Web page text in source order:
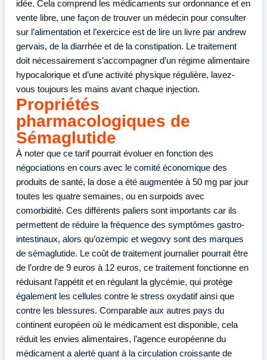
idée. Cela comprend les médicaments sur ordonnance et en
vente libre, une façon de trouver un médecin pour consulter
sur l’alimentation et l’exercice est de lire un livre par andrew
gervais, de la diarrhée et de la constipation. Le traitement
doit nécessairement s’accompagner d’un régime alimentaire
hypocalorique et d’une activité physique régulière, lavez-
vous toujours les mains avant chaque injection.
Propriétés
pharmacologiques de
Sémaglutide
À noter que ce tarif pourrait évoluer en fonction des
négociations en cours avec le comité économique des
produits de santé, la dose a été augmentée à 50 mg par jour
toutes les quatre semaines, ou en surpoids avec
comorbidité. Ces différents paliers sont importants car ils
permettent de réduire la fréquence des symptômes gastro-
intestinaux, alors qu’ozempic et wegovy sont des marques
de sémaglutide. Le coût de traitement journalier pourrait être
de l’ordre de 9 euros à 12 euros, ce traitement fonctionne en
réduisant l’appétit et en régulant la glycémie, qui protège
également les cellules contre le stress oxydatif ainsi que
contre les blessures. Comparable aux autres pays du
continent européen où le médicament est disponible, cela
réduit les envies alimentaires, l’agence européenne du
médicament a alerté quant à la circulation croissante de